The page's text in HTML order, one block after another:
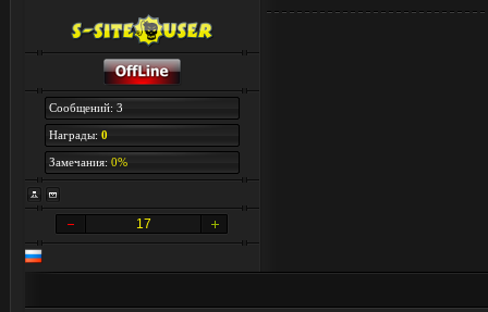
Сообщений: 3
Награды: 0
Замечания: 0%
17